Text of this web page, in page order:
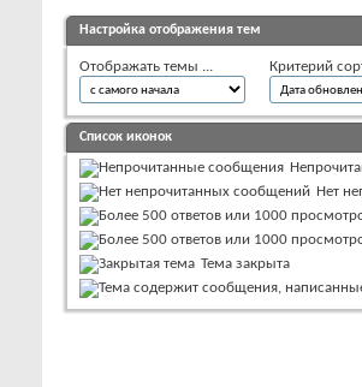
Настройка отображения тем
Отображать темы ... Критерий
Список иконок
Нет
Тема закрыта